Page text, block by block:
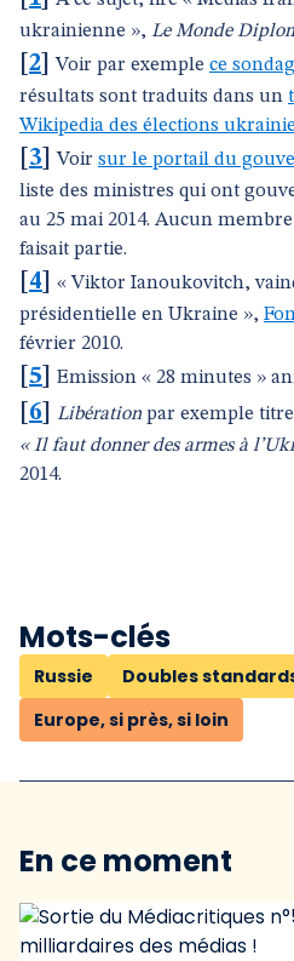
ukrainienne », Le Monde
2 ]Voir par exemple ce
résultats sont traduits dans un
Wikipedia des élections
3 ]Voir sur le portail du
liste des ministres qui ont
au 25 mai 2014. Aucun
faisait partie.
4
« Viktor Ianoukovitch,
présidentielle en Ukraine »,
février 2010.
5 Emission « 28 minutes »
6 Libération par exemple titre
« Il faut donner des armes à
2014.
Mots-clés
Russie Doubles
Europe, si près, si loin
En ce moment